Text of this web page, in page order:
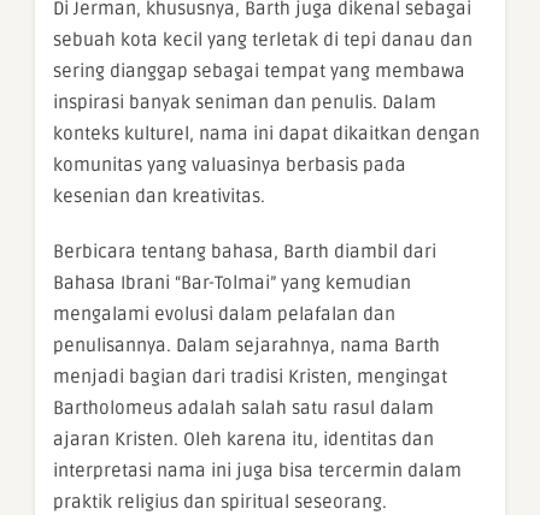
Di Jerman, khususnya, Barth juga dikenal sebagai
sebuah kota kecil yang terletak di tepi danau dan
sering dianggap sebagai tempat yang membawa
inspirasi banyak seniman dan penulis. Dalam
konteks kulturel, nama ini dapat dikaitkan dengan
komunitas yang valuasinya berbasis pada
kesenian dan kreativitas.
Berbicara tentang bahasa, Barth diambil dari
Bahasa Ibrani “Bar-Tolmai” yang kemudian
mengalami evolusi dalam pelafalan dan
penulisannya. Dalam sejarahnya, nama Barth
menjadi bagian dari tradisi Kristen, mengingat
Bartholomeus adalah salah satu rasul dalam
ajaran Kristen. Oleh karena itu, identitas dan
interpretasi nama ini juga bisa tercermin dalam
praktik religius dan spiritual seseorang.